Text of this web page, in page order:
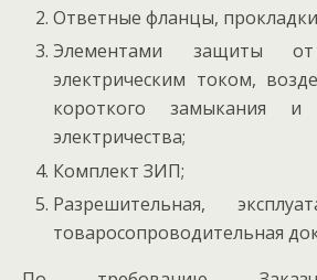
Ответные фланцы,
Элементами защиты
электрическим током,
короткого замыкания и
электричества;
Комплект ЗИП;
Разрешительная,
товаросопроводительная